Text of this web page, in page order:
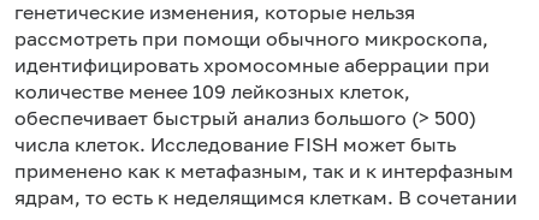
генетические изменения, которые нельзя
рассмотреть при помощи обычного микроскопа,
идентифицировать хромосомные аберрации при
количестве менее 109 лейкозных клеток,
обеспечивает быстрый анализ большого (> 500)
числа клеток. Исследование FISH может быть
применено как к метафазным, так и к интерфазным
ядрам, то есть к неделящимся клеткам. В сочетании